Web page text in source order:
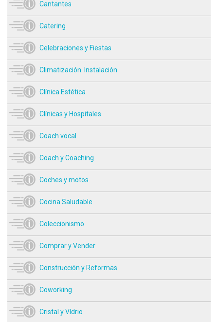
Cantantes
Catering
Celebraciones y Fiestas
Climatización. Instalación
Clínica Estética
Clínicas y Hospitales
Coach vocal
Coach y Coaching
Coches y motos
Cocina Saludable
Coleccionismo
Comprar y Vender
Construcción y Reformas
Coworking
Cristal y Vídrio